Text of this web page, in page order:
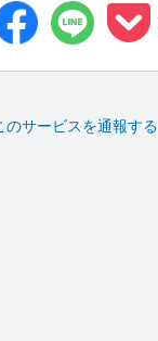
のサービスを通報する